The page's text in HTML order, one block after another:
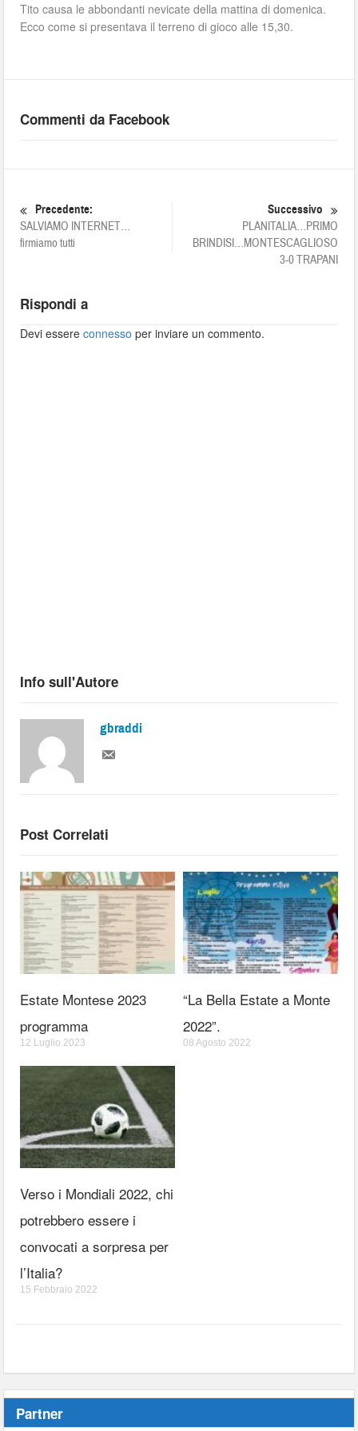
Tito causa le abbondanti nevicate della mattina di domenica.
Ecco come si presentava il terreno di gioco alle 15,30.
Commenti da Facebook
Precedente:
SALVIAMO INTERNET…
firmiamo tutti
Successivo
PLANITALIA…PRIMO
BRINDISI…MONTESCAGLIOSO
3-0 TRAPANI
Rispondi a
Devi essereconnesso per inviare un commento.
Info sull'Autore
gbraddi
Post Correlati
Estate Montese 2023
programma
12 Luglio 2023
“La Bella Estate a Monte
2022”.
08 Agosto 2022
Verso i Mondiali 2022, chi
potrebbero essere i
convocati a sorpresa per
l’Italia?
15 Febbraio 2022
Partner